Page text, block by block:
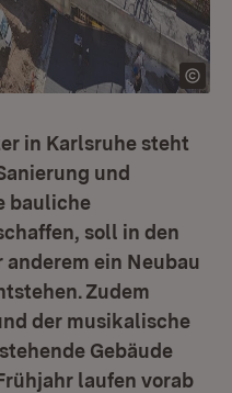
in Karlsruhe steht
und
bauliche
soll in den
ein Neubau
Zudem
der musikalische
Gebäude
laufen vorab